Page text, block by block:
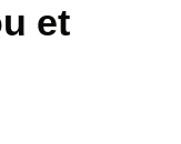
et